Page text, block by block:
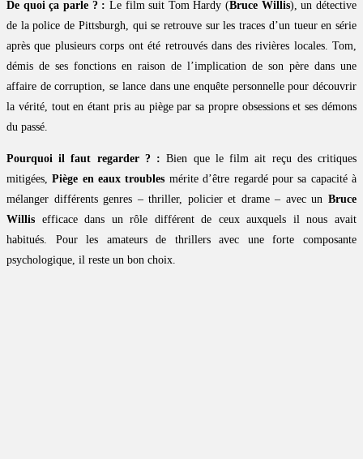
De quoi ça parle ? : Le film suit Tom Hardy (Bruce Willis), un détective
de la police de Pittsburgh, qui se retrouve sur les traces d’un tueur en série
après que plusieurs corps ont été retrouvés dans des rivières locales. Tom,
démis de ses fonctions en raison de l’implication de son père dans une
affaire de corruption, se lance dans une enquête personnelle pour découvrir
la vérité, tout en étant pris au piège par sa propre obsessions et ses démons
du passé.
Pourquoi il faut regarder ? : Bien que le film ait reçu des critiques
mitigées,Piège en eaux troubles mérite d’être regardé pour sa capacité à
mélanger différents genres – thriller, policier et drame – avec un Bruce
Willis efficace dans un rôle différent de ceux auxquels il nous avait
habitués. Pour les amateurs de thrillers avec une forte composante
psychologique, il reste un bon choix.